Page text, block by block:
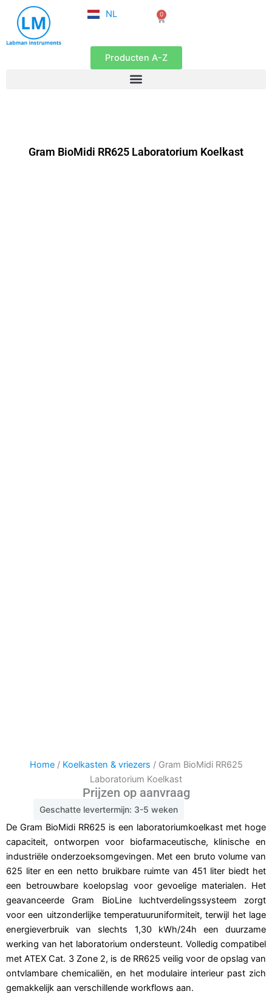
naar
NL
EN
0
Winkelwagen
Producten A-Z
Gram BioMidi RR625 Laboratorium Koelkast
Home/ Koelkasten & vriezers / Gram BioMidi RR625
Laboratorium Koelkast
Prijzen op aanvraag
Geschatte levertermijn: 3-5 weken
De Gram BioMidi RR625 is een laboratoriumkoelkast met hoge
capaciteit, ontworpen voor biofarmaceutische, klinische en
industriële onderzoeksomgevingen. Met een bruto volume van
625 liter en een netto bruikbare ruimte van 451 liter biedt het
een betrouwbare koelopslag voor gevoelige materialen. Het
geavanceerde Gram BioLine luchtverdelingssysteem zorgt
voor een uitzonderlijke temperatuuruniformiteit, terwijl het lage
energieverbruik van slechts 1,30 kWh/24h een duurzame
werking van het laboratorium ondersteunt. Volledig compatibel
met ATEX Cat. 3 Zone 2, is de RR625 veilig voor de opslag van
ontvlambare chemicaliën, en het modulaire interieur past zich
gemakkelijk aan verschillende workflows aan.